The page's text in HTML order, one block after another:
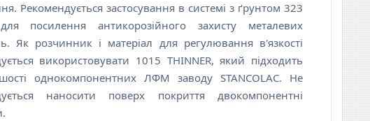
Рекомендується застосування в системі з ґрунтом 323
посилення антикорозійного захисту металевих
Як розчинник і матеріал для регулювання в'язкості
використовувати 1015 THINNER, який підходить
однокомпонентних ЛФМ заводу STANCOLAC. Не
наносити поверх покриття двокомпонентні